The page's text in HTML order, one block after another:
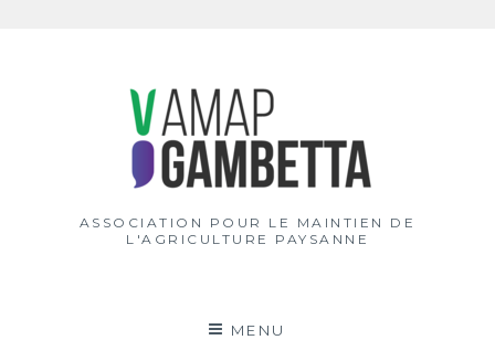
ASSOCIATION POUR LE MAINTIEN DE
L'AGRICULTURE PAYSANNE
MENU